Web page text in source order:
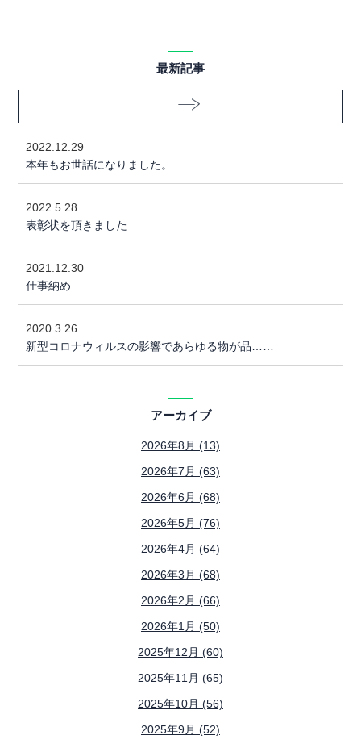
最新記事
2022.12.29
本年もお世話になりました。
2022.5.28
表彰状を頂きました
2021.12.30
仕事納め
2020.3.26
新型コロナウィルスの影響であらゆる物が品……
アーカイブ
2026年8月 (13)
2026年7月 (63)
2026年6月 (68)
2026年5月 (76)
2026年4月 (64)
2026年3月 (68)
2026年2月 (66)
2026年1月 (50)
2025年12月 (60)
2025年11月 (65)
2025年10月 (56)
2025年9月 (52)